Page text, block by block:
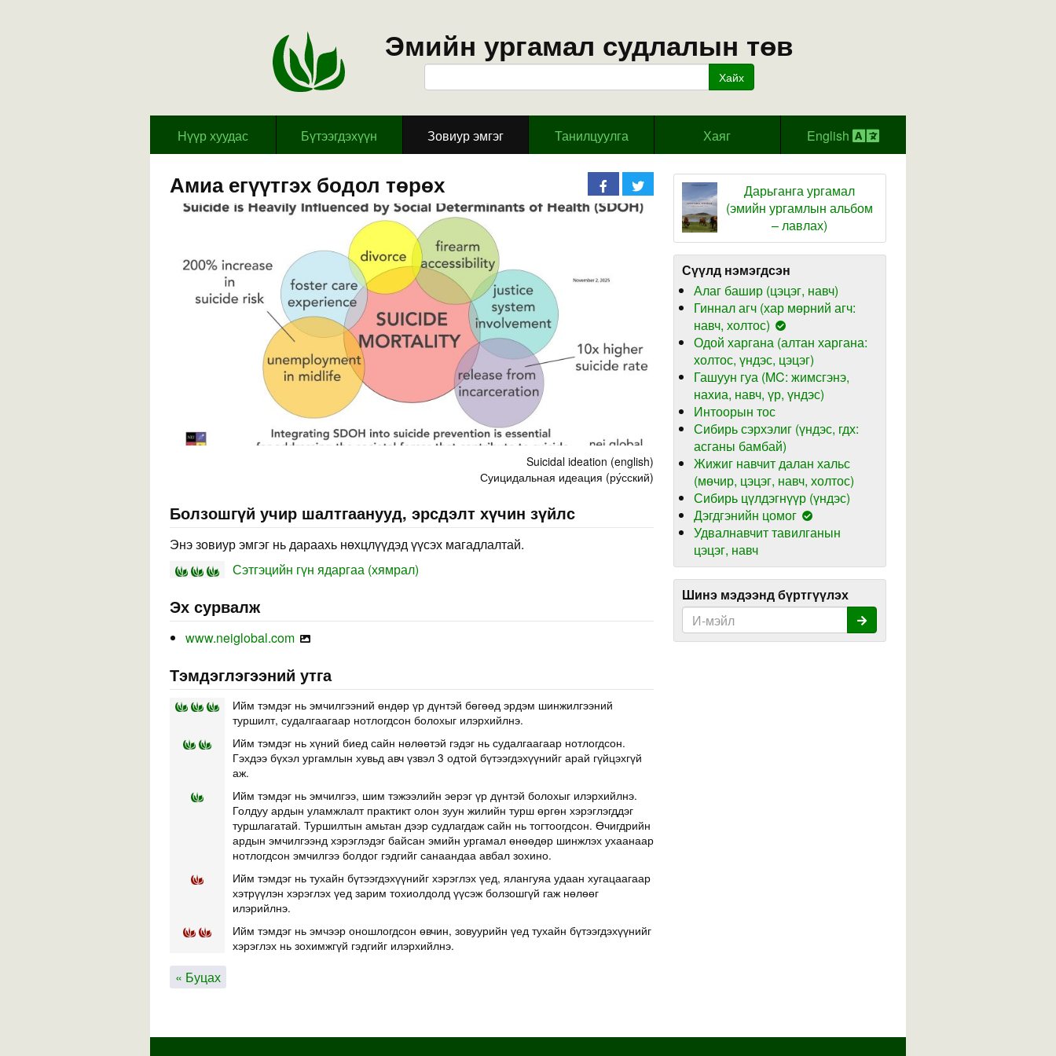
Эмийн ургамал судлалын төв
Хайх
Hүүр хуудас Бүтээгдэхүүн Зовиур эмгэг Танилцуулга Хаяг English
Амиа егүүтгэх бодол төрөх
Suicidal ideation (english)
Суицидальная идеация (ру́сский)
Болзошгүй учир шалтгаанууд, эрсдэлт хүчин зүйлс
Энэ зовиур эмгэг нь дараахь нөхцлүүдэд үүсэх магадлалтай.
Сэтгэцийн гүн ядаргаа (хямрал)
Эх сурвалж
www.neiglobal.com
Тэмдэглэгээний утга
Ийм тэмдэг нь эмчилгээний өндөр үр дүнтэй бөгөөд эрдэм шинжилгээний
туршилт, судалгаагаар нотлогдсон болохыг илэрхийлнэ.
Ийм тэмдэг нь хүний биед сайн нөлөөтэй гэдэг нь судалгаагаар нотлогдсон.
Гэхдээ бүхэл ургамлын хувьд авч үзвэл 3 одтой бүтээгдэхүүнийг арай гүйцэхгүй
аж.
Ийм тэмдэг нь эмчилгээ, шим тэжээлийн эерэг үр дүнтэй болохыг илэрхийлнэ.
Голдуу ардын уламжлалт практикт олон зуун жилийн турш өргөн хэрэглэгддэг
туршлагатай. Туршилтын амьтан дээр судлагдаж сайн нь тогтоогдсон. Өчигдрийн
ардын эмчилгээнд хэрэглэдэг байсан эмийн ургамал өнөөдөр шинжлэх ухаанаар
нотлогдсон эмчилгээ болдог гэдгийг санаандаа авбал зохино.
Ийм тэмдэг нь тухайн бүтээгдэхүүнийг хэрэглэх үед, ялангуяа удаан хугацаагаар
хэтрүүлэн хэрэглэх үед зарим тохиолдолд үүсэж болзошгүй гаж нөлөөг
илэрийлнэ.
Ийм тэмдэг нь эмчээр оношлогдсон өвчин, зовуурийн үед тухайн бүтээгдэхүүнийг
хэрэглэх нь зохимжгүй гэдгийг илэрхийлнэ.
« Буцах
Дарьганга ургамал
(эмийн ургамлын альбом
– лавлах)
Сүүлд нэмэгдсэн
Алаг башир (цэцэг, навч)
Гиннал агч (хар мөрний агч:
навч, холтос)
Одой харгана (алтан харгана:
холтос, үндэс, цэцэг)
Гашуун гуа (MC: жимсгэнэ,
нахиа, навч, үр, үндэс)
Интоорын тос
Сибирь сэрхэлиг (үндэс, гдх:
асганы бамбай)
Жижиг навчит далан хальс
(мөчир, цэцэг, навч, холтос)
Сибирь цүлдэгнүүр (үндэс)
Дэгдгэнийн цомог
Удвалнавчит тавилганын
цэцэг, навч
Шинэ мэдээнд бүртгүүлэх